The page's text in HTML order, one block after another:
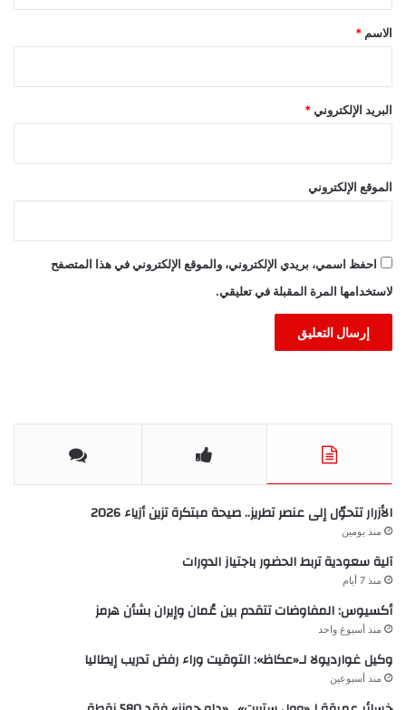
*
الاسم *
البريد الإلكتروني *
الموقع الإلكتروني
احفظ اسمي، بريدي الإلكتروني، والموقع الإلكتروني في هذا المتصفح
لاستخدامها المرة المقبلة في تعليقي.
الأزرار تتحوّل إلى عنصر تطريز.. صيحة مبتكرة تزين أزياء 2026
منذ يومين
آلية سعودية تربط الحضور باجتياز الدورات
منذ 7 أيام
أكسيوس: المفاوضات تتقدم بين عُمان وإيران بشأن هرمز
منذ أسبوع واحد
وكيل غوارديولا لـ«عكاظ»: التوقيت وراء رفض تدريب إيطاليا
منذ أسبوعين